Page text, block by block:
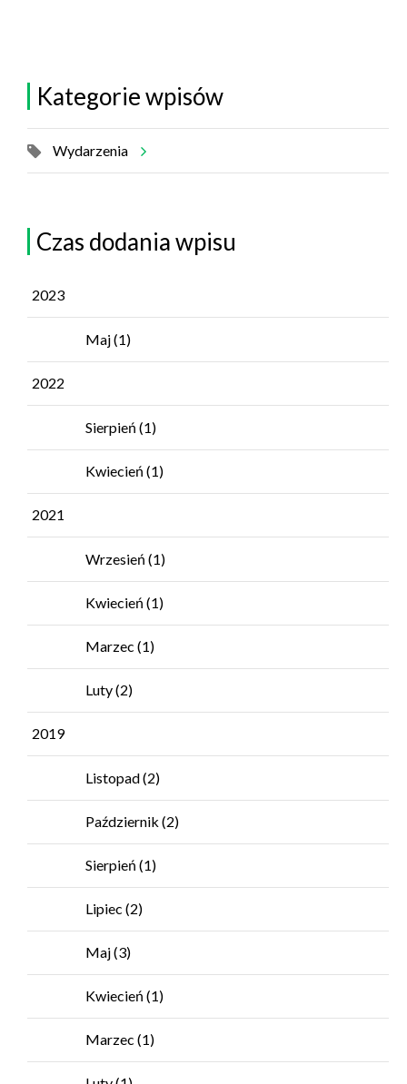
Kategorie wpisów
Wydarzenia
Czas dodania wpisu
2023
Maj(1)
2022
Sierpień (1)
Kwiecień (1)
2021
Wrzesień (1)
Kwiecień (1)
Marzec (1)
Luty(2)
2019
Listopad(2)
Październik (2)
Sierpień (1)
Lipiec (2)
Maj(3)
Kwiecień (1)
Marzec (1)